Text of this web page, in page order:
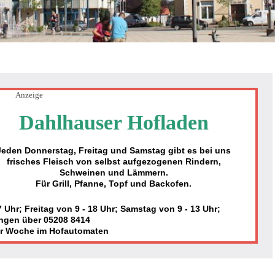
Anzeige
Dahlhauser Hofladen
Donnerstag, Freitag und Samstag gibt es bei uns
frisches Fleisch von selbst aufgezogenen Rindern,
Schweinen und Lämmern.
Für Grill, Pfanne, Topf und Backofen.
Freitag von 9 - 18 Uhr; Samstag von 9 - 13 Uhr;
über 05208 8414
Woche im Hofautomaten